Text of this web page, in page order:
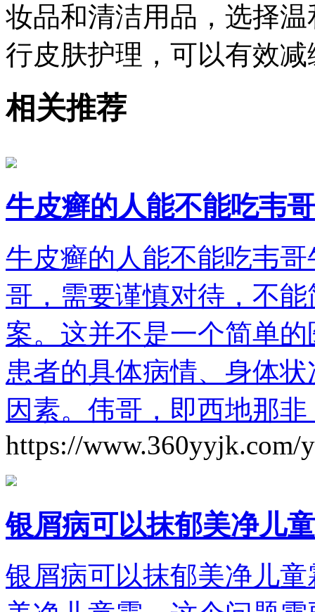
妆品和清洁用品，选择
行皮肤护理，可以有效
相关推荐
牛皮癣的人能不能吃韦哥
牛皮癣的人能不能吃韦
哥，需要谨慎对待，不能
案。这并不是一个简单
患者的具体病情、身体
因素。伟哥，即西地那
https://www.360yyjk.com/
银屑病可以抹郁美净儿
银屑病可以抹郁美净儿